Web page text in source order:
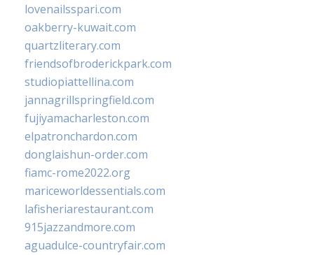
lovenailsspari.com
oakberry-kuwait.com
quartzliterary.com
friendsofbroderickpark.com
studiopiattellina.com
jannagrillspringfield.com
fujiyamacharleston.com
elpatronchardon.com
donglaishun-order.com
fiamc-rome2022.org
mariceworldessentials.com
lafisheriarestaurant.com
915jazzandmore.com
aguadulce-countryfair.com